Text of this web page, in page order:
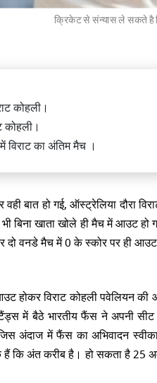
क्रिकेट से संन्यास ले सकते है
कोहली।
का अंतिम मैच ।
बात हो गई, ऑस्ट्रेलिया दौरा
बिना खाता खोले ही मैच में आउट हो
वनडे मैच में 0 के स्कोर पर ही आउट
होकर विराट कोहली पवेलियन
में बैठे भारतीय फैंस ने अपनी
अंदाज में फैंस का अभिवादन
कि अंत करीब है। हो सकता है 25
23वें कॉमनवेल्थ गेम्स का हुआ
8 खेलों में अपना दम-खम दिखाने
भारतीय क्रिकेट प्रशंसकों
रोहित शर्मा नहीं ले रहे
साफ की तस्वीर